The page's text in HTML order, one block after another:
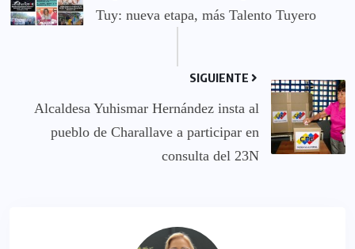
Tuy: nueva etapa, más Talento Tuyero
SIGUIENTE
Alcaldesa Yuhismar Hernández insta al
pueblo de Charallave a participar en
consulta del 23N